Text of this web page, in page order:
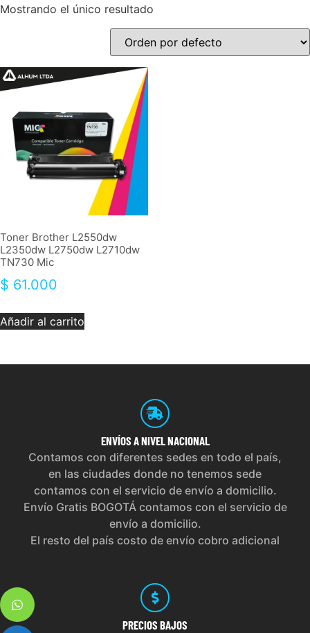
Mostrando el único resultado
Toner Brother L2550dw
L2350dw L2750dw L2710dw
TN730 Mic
$ 61.000
Añadir al carrito
ENVÍOS A NIVEL NACIONAL
Contamos con diferentes sedes en todo el país,
en las ciudades donde no tenemos sede
contamos con el servicio de envío a domicilio.
Envío Gratis BOGOTÁ contamos con el servicio de
envío a domicilio.
El resto del país costo de envío cobro adicional
PRECIOS BAJOS